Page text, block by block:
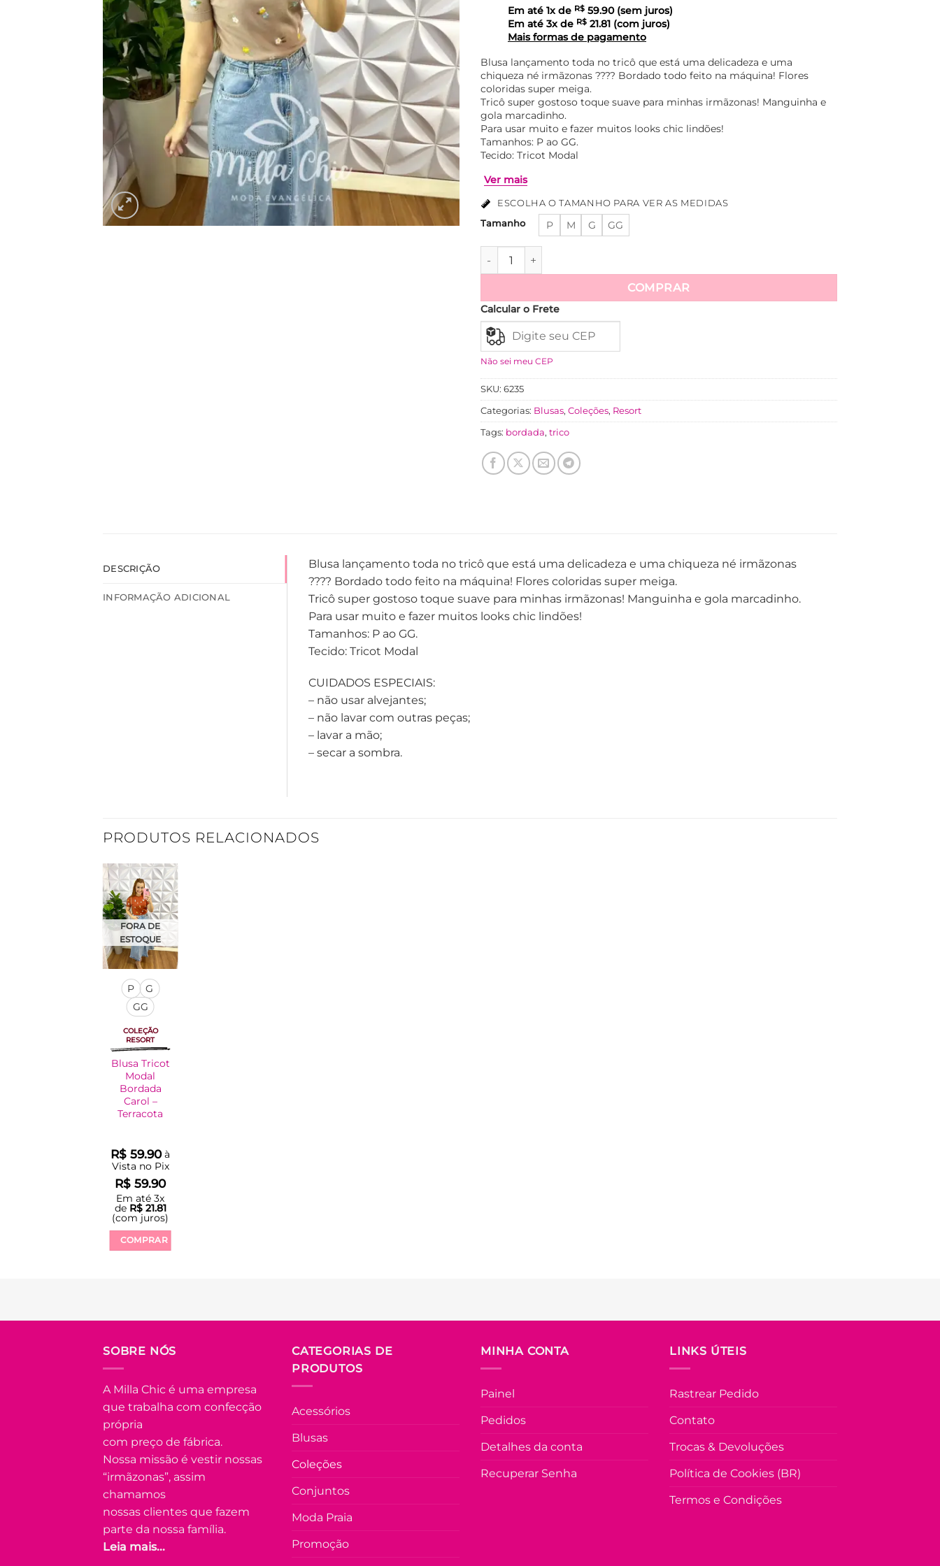
Em até 1x de R$ 59.90(sem juros)
Em até 3x de R$ 21.81 (com juros)
Mais formas de pagamento
Blusa lançamento toda no tricô que está uma delicadeza e uma
chiqueza né irmãzonas ???? Bordado todo feito na máquina! Flores
coloridas super meiga.
Tricô super gostoso toque suave para minhas irmãzonas! Manguinha e
gola marcadinho.
Para usar muito e fazer muitos looks chic lindões!
Tamanhos: P ao GG.
Tecido: Tricot Modal
Ver mais
ESCOLHA O TAMANHO PARA VER AS MEDIDAS
Tamanho P M G GG
Blusa Tricot Modal Bordada Carol - Areia quantidade
COMPRAR
Calcular o Frete
Não sei meu CEP
SKU: 6235
Categorias: Blusas, Coleções, Resort
Tags: bordada, trico
DESCRIÇÃO
INFORMAÇÃO ADICIONAL
Blusa lançamento toda no tricô que está uma delicadeza e uma chiqueza né irmãzonas
???? Bordado todo feito na máquina! Flores coloridas super meiga.
Tricô super gostoso toque suave para minhas irmãzonas! Manguinha e gola marcadinho.
Para usar muito e fazer muitos looks chic lindões!
Tamanhos: P ao GG.
Tecido: Tricot Modal
CUIDADOS ESPECIAIS:
– não usar alvejantes;
– não lavar com outras peças;
– lavar a mão;
– secar a sombra.
PRODUTOS RELACIONADOS
Adicionar
à Lista
FORA DE
ESTOQUE
P
G
GG
COLEÇÃO
RESORT
Blusa Tricot
Modal
Bordada
Carol –
Terracota
R$ 59.90 à
Vista no Pix
R$ 59.90
Em até3x
de R$21.81
(com juros)
COMPRAR
variantes.
opções
ser
escolhidas
página
do
produto
ESTOQUE
P M
G
COLEÇÃO
RESORT
Blusa no
Lasie 100%
Lauane –
Branca
SOBRE NÓS
A Milla Chic é uma empresa
que trabalha com confecção
própria
com preço de fábrica.
Nossa missão é vestir nossas
“irmãzonas”, assim
chamamos
nossas clientes que fazem
parte da nossa família.
Leia mais...
CATEGORIAS DE
PRODUTOS
Acessórios
Blusas
Coleções
Conjuntos
Moda Praia
Promoção
MINHA CONTA
Painel
Pedidos
Detalhes da conta
Recuperar Senha
LINKS ÚTEIS
Rastrear Pedido
Contato
Trocas & Devoluções
Política de Cookies (BR)
Termos e Condições